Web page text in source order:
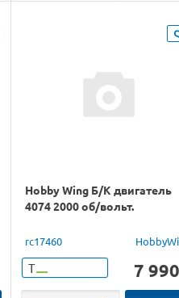
Hobby Wing Б/К двигатель
4074 2000 об/вольт.
rc17460
Т 7 990